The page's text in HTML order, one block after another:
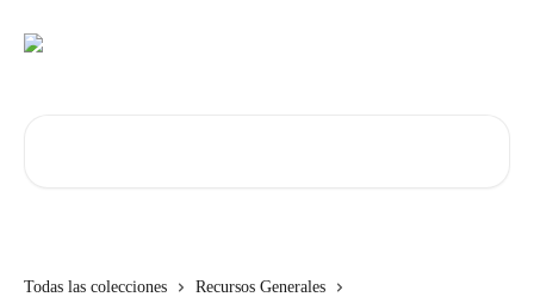
Todas las colecciones
Recursos Generales